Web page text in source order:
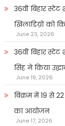
36वीं बिहार
खिलाडिय़ों को
June 23, 2026
36वीं बिहार
सिंह ने किया
June 19, 2026
बिक्रम में 19 से
का आयोजन
June 17, 2026